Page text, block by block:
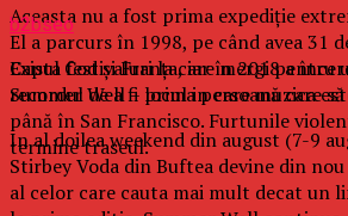
Aceasta nu a fost prima expediţie
El a parcurs în 1998, pe când avea 31
Capul Cod şi Franţa, iar în 2018 a
recordul de a fi prima persoană care
până în San Francisco. Furtunile
termine traseul.
b2bseo
Exista festivaluri la care mergi pentru
Summer Well – locul in care muzica
In al doilea weekend din august (7-9
Stirbey Voda din Buftea devine din
al celor care cauta mai mult decat un